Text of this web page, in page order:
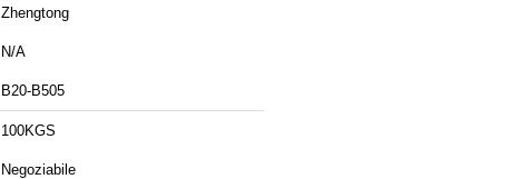
Zhengtong
N/A
B20-B505
100KGS
Negoziabile